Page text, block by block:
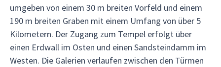
umgeben von einem 30 m breiten Vorfeld und einem
190 m breiten Graben mit einem Umfang von über 5
Kilometern. Der Zugang zum Tempel erfolgt über
einen Erdwall im Osten und einen Sandsteindamm im
Westen. Die Galerien verlaufen zwischen den Türmen